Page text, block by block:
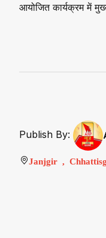
आयोजित कार्यक्रम में
Publish By:
Janjgir ,